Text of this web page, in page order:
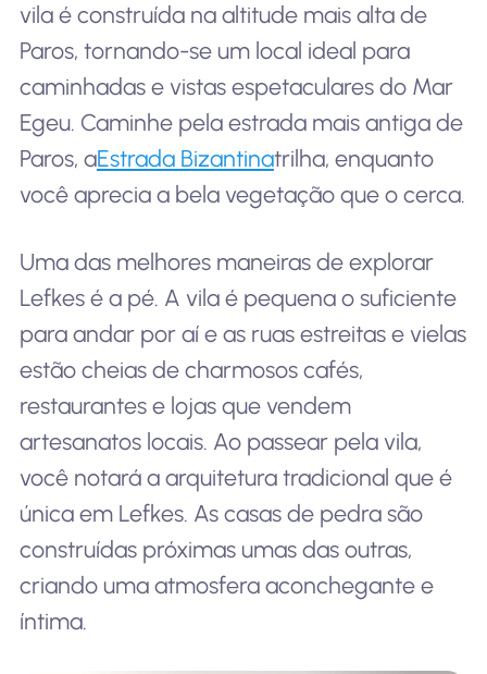
vila é construída na altitude mais alta de
Paros, tornando-se um local ideal para
caminhadas e vistas espetaculares do Mar
Egeu. Caminhe pela estrada mais antiga de
Paros, aEstrada Bizantinatrilha, enquanto
você aprecia a bela vegetação que o cerca.
Uma das melhores maneiras de explorar
Lefkes é a pé. A vila é pequena o suficiente
para andar por aí e as ruas estreitas e vielas
estão cheias de charmosos cafés,
restaurantes e lojas que vendem
artesanatos locais. Ao passear pela vila,
você notará a arquitetura tradicional que é
única em Lefkes. As casas de pedra são
construídas próximas umas das outras,
criando uma atmosfera aconchegante e
íntima.